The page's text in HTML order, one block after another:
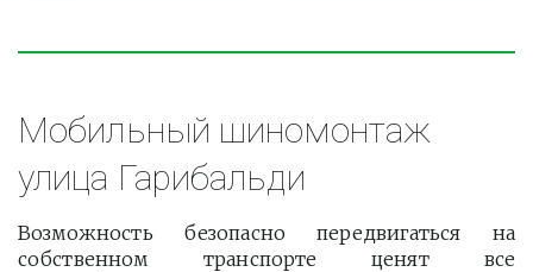
Мобильный шиномонтаж
улица Гарибальди
Возможность безопасно передвигаться на
собственном транспорте ценят все